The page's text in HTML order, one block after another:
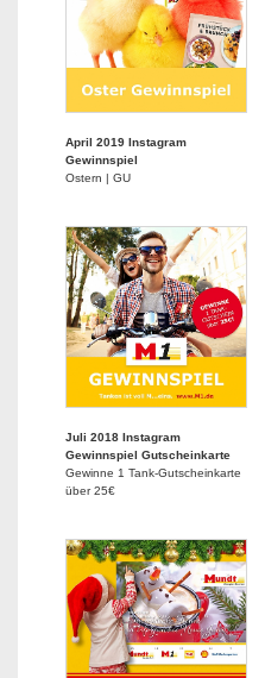
April 2019 Instagram
Gewinnspiel
Ostern | GU
Juli 2018 Instagram
Gewinnspiel Gutscheinkarte
Gewinne 1 Tank-Gutscheinkarte
über 25€